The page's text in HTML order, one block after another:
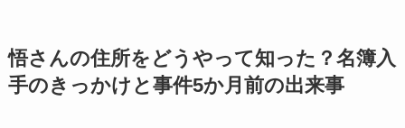
悟さんの住所をどうやって知った？名簿入
手のきっかけと事件5か月前の出来事